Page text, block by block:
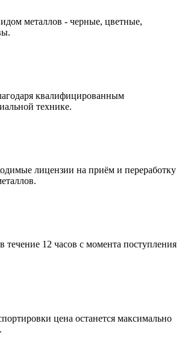
металлов - черные, цветные,
квалифицированным
технике.
лицензии на приём и переработку
течение 12 часов с момента поступления
цена останется максимально